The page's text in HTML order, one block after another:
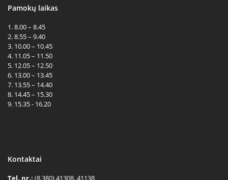
Pamokų laikas
1. 8.00 – 8.45
2. 8.55 – 9.40
3. 10.00 – 10.45
4. 11.05 – 11.50
5. 12.05 – 12.50
6. 13.00 – 13.45
7. 13.55 – 14.40
8. 14.45 – 15.30
9. 15.35 - 16.20
Kontaktai
Tel. nr.: (8 380) 41308, 41138